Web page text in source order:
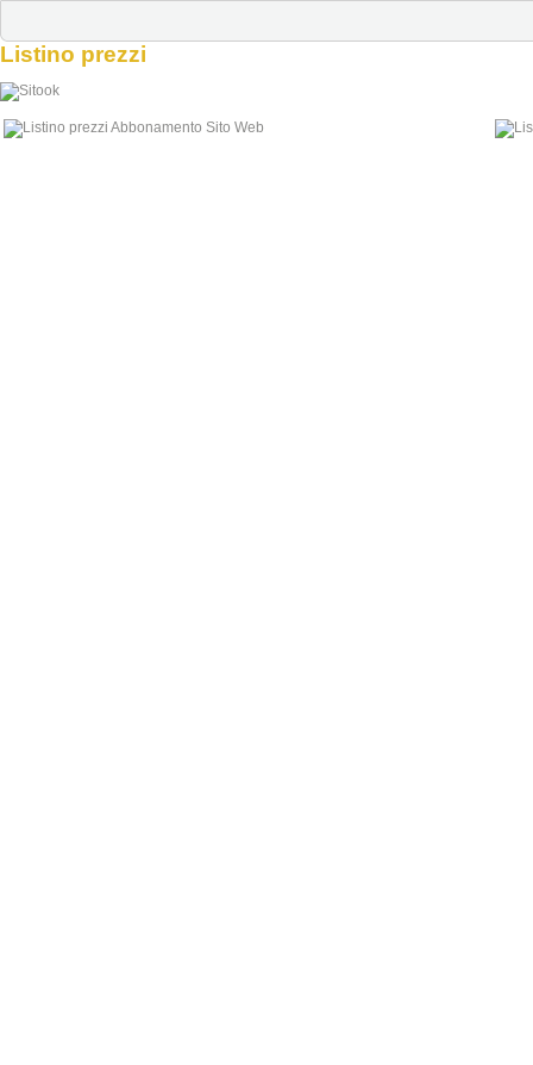
Listino prezzi